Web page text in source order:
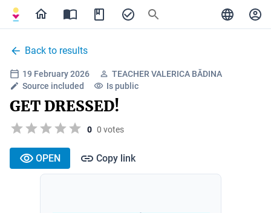
Back to results
19 February 2026
TEACHER VALERICA BĂDINA
Source included
Is public
GET DRESSED!
0 0 votes
OPEN Copy link